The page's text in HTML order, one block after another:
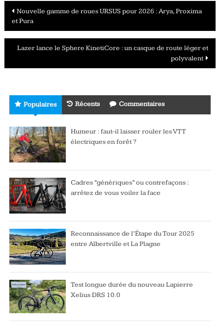
Navigation
des
articles
Nouvelle gamme de roues URSUS pour 2026 : Arya, Proxima
et Pura
Lazer lance le Sphere KinetiCore : un casque de route léger et
polyvalent
Populaires Récents Commentaires
Humeur : faut-il laisser rouler les VTT
électriques en forêt ?
Cadres “génériques” ou contrefaçons :
arrêtez de vous voiler la face
Reconnaissance de l’Étape du Tour 2025
entre Albertville et La Plagne
Test longue durée du nouveau Lapierre
Xelius DRS 10.0